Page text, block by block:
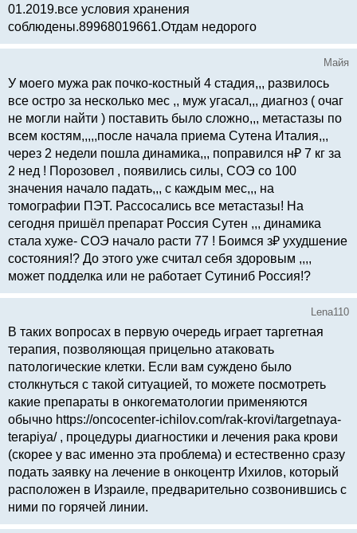
01.2019.все условия хранения
соблюдены.89968019661.Отдам недорого
Майя
У моего мужа рак почко-костный 4 стадия,,, развилось
все остро за несколько мес ,, муж угасал,,, диагноз ( очаг
не могли найти ) поставить было сложно,,, метастазы по
всем костям,,,,,после начала приема Сутена Италия,,,
через 2 недели пошла динамика,,, поправился н₽ 7 кг за
2 нед ! Порозовел , появились силы, СОЭ со 100
значения начало падать,,, с каждым мес,,, на
томографии ПЭТ. Рассосались все метастазы! На
сегодня пришёл препарат Россия Сутен ,,, динамика
стала хуже- СОЭ начало расти 77 ! Боимся з₽ ухудшение
состояния!? До этого уже считал себя здоровым ,,,,
может подделка или не работает Сутиниб Россия!?
Lena110
В таких вопросах в первую очередь играет таргетная
терапия, позволяющая прицельно атаковать
патологические клетки. Если вам суждено было
столкнуться с такой ситуацией, то можете посмотреть
какие препараты в онкогематологии применяются
обычно https://oncocenter-ichilov.com/rak-krovi/targetnaya-
terapiya/ , процедуры диагностики и лечения рака крови
(скорее у вас именно эта проблема) и естественно сразу
подать заявку на лечение в онкоцентр Ихилов, который
расположен в Израиле, предварительно созвонившись с
ними по горячей линии.